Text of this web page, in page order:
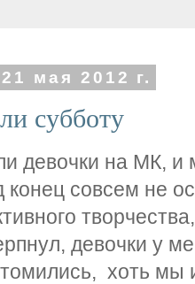
мая 2012 г.
субботу
девочки на МК, и
конец совсем не
девочки у
хоть мы